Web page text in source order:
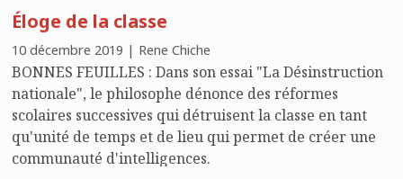
Éloge de la classe
10 décembre 2019 | Rene Chiche
BONNES FEUILLES : Dans son essai "La Désinstruction
nationale", le philosophe dénonce des réformes
scolaires successives qui détruisent la classe en tant
qu'unité de temps et de lieu qui permet de créer une
communauté d'intelligences.